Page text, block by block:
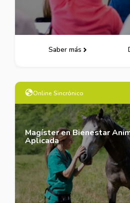
Saber más
Online Sincrónico
Magíster en Bienestar
Aplicada